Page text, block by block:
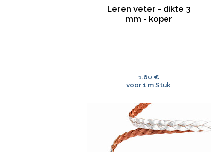
Leren veter - dikte 3
mm - koper
1.80 €
voor 1 m Stuk